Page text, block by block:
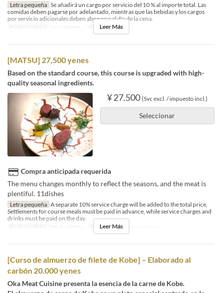
Letra pequeña Se añadirá un cargo por servicio del 10 % al importe total. Las
comidas deben pagarse por adelantado, mientras que las bebidas y los cargos
por servicio adicionales deben abonarse el día de la cena.
Fechas validas
04 jul 2025 ~ Comidas Cena
Leer Más
[MATSU] 27,500 yenes
Based on the standard course, this course is upgraded with high-
quality seasonal ingredients.
¥ 27.500 (Svc excl. / impuesto incl.)
Seleccionar
Compra anticipada requerida
The menu changes monthly to reflect the seasons, and the meat is
plentiful. 11dishes
Letra pequeña A separate 10% service charge will be added to the total price.
Settlements for course meals must be paid in advance, while service charges and
drinks must be paid on the day.
Fechas validas
30 dic 2023 ~ Comidas Almuerzo, Cena
Leer Más
[Curso de almuerzo de filete de Kobe] – Elaborado al
carbón 20.000 yenes
Oka Meat Cuisine presenta la esencia de la carne de Kobe.